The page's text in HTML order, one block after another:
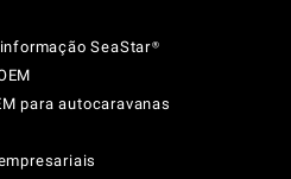
SeaStar®
para autocaravanas